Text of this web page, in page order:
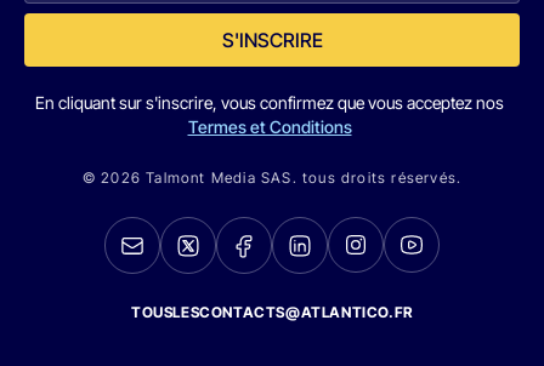
S'INSCRIRE
En cliquant sur s'inscrire, vous confirmez que vous acceptez nos
Termes et Conditions
© 2026 Talmont Media SAS. tous droits réservés.
TOUSLESCONTACTS@ATLANTICO.FR